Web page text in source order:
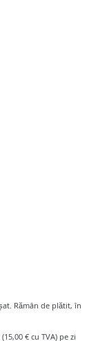
Rămân de plătit, în
€ cu TVA) pe zi